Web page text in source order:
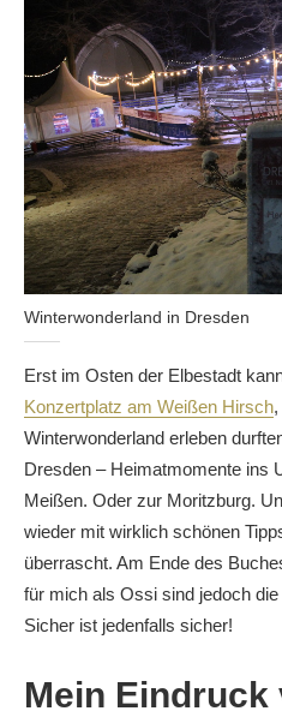
Winterwonderland in Dresden
Erst im Osten der Elbestadt
Konzertplatz am Weißen Hirsch
Winterwonderland erleben
Dresden – Heimatmomente ins
Meißen. Oder zur Moritzburg.
wieder mit wirklich schönen
überrascht. Am Ende des
für mich als Ossi sind jedoch
Sicher ist jedenfalls sicher!
Mein Eindruck